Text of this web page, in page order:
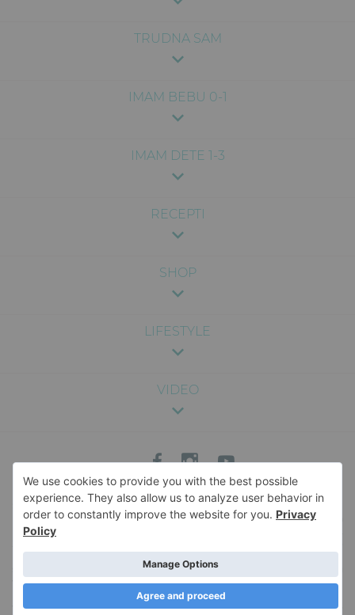
TRUDNA SAM
IMAM BEBU 0-1
IMAM DETE 1-3
RECEPTI
SHOP
LIFESTYLE
VIDEO
Sadržaj na ovom sajtu je pružen u svrhu zabave i opšte informacije, i nije
namenjen kao medicinski, pravni ili profesionalni savet. Nismo odgovorni za
bilo kakve posledice koje mogu nastati usled korišćenja informacija sa sajta.
stručnjakom. Za više informacija o sadržaju veb-sajta, i pravima i obavezama u
vezi sa istim, pročitajte našeUslove korišćenja. Naš veb-sajt koristi kolačiće
kako bi sačuvao korisne informacije u vašem pretraživaču. Korišćenje ovog
veb-sajta podrazumeva vaš pristanak na upotrebu kolačića. Da saznate više o